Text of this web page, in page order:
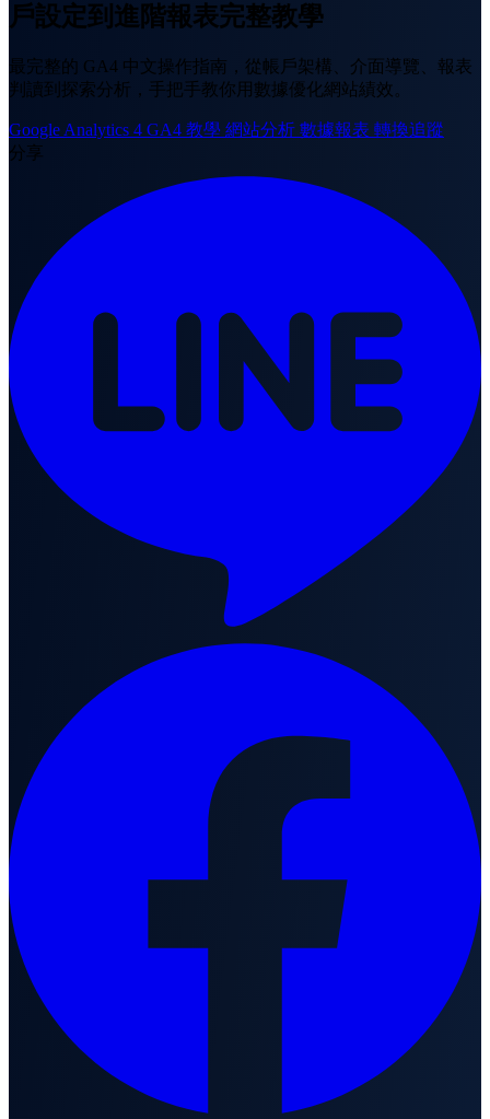
戶設定到進階報表完整教學
最完整的 GA4 中文操作指南，從帳戶架構、介面導覽、報表
判讀到探索分析，手把手教你用數據優化網站績效。
Google Analytics 4 GA4 教學 網站分析 數據報表 轉換追蹤
分享